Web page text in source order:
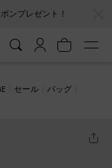
ポンプレゼント！
セール
バッグ